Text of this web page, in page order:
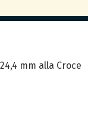
mm alla Croce